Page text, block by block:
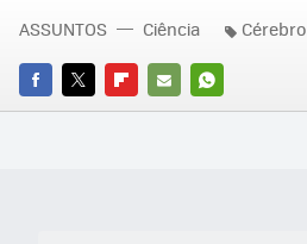
FACEBOOK
TWITTERFLIPBOARD
E-
WHATSAPP
ASSUNTOS Ciência Cérebro